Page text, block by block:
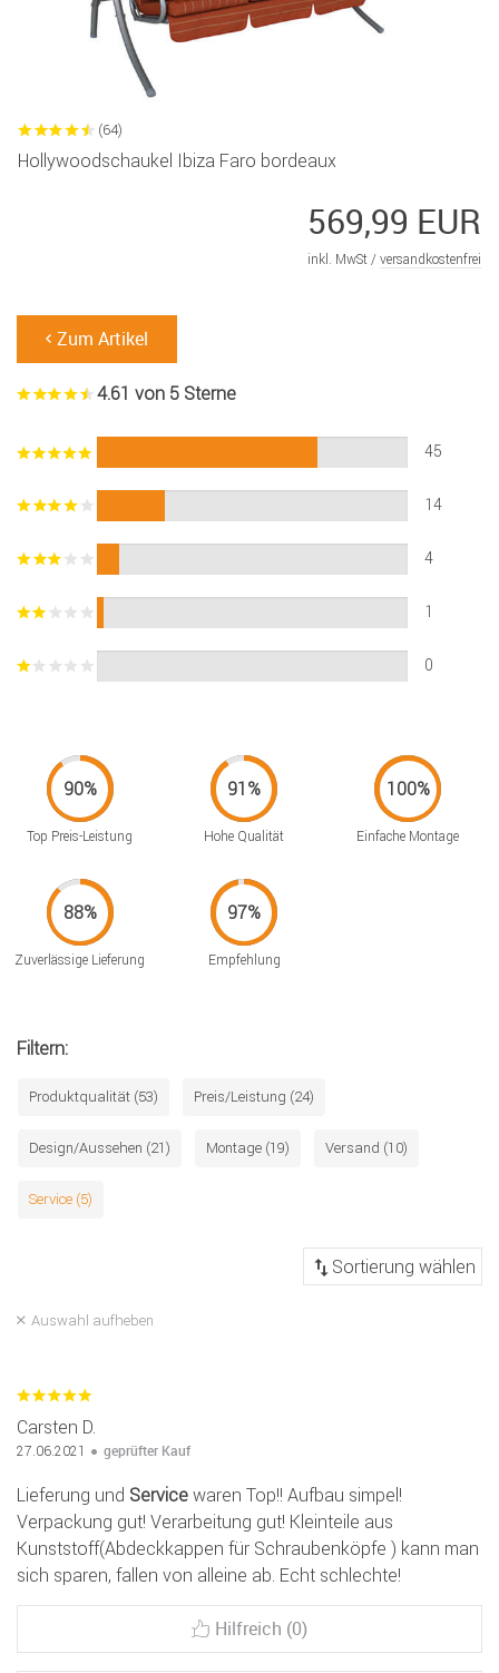
(64)
Hollywoodschaukel Ibiza Faro bordeaux
569,99 EUR
inkl. MwSt / versandkostenfrei
Zum Artikel
4.61 von 5 Sterne
45
14
4
1
0
Top Preis-Leistung Hohe Qualität Einfache Montage
Zuverlässige Lieferung Empfehlung
Filtern:
Produktqualität (53) Preis/Leistung (24)
Design/Aussehen (21) Montage (19) Versand (10)
Service (5)
Auswahl aufheben
Carsten D.
27.06.2021 geprüfter Kauf
Lieferung und Service waren Top!! Aufbau simpel!
Verpackung gut! Verarbeitung gut! Kleinteile aus
Kunststoff(Abdeckkappen für Schraubenköpfe ) kann man
sich sparen, fallen von alleine ab. Echt schlechte!
Hilfreich (0)